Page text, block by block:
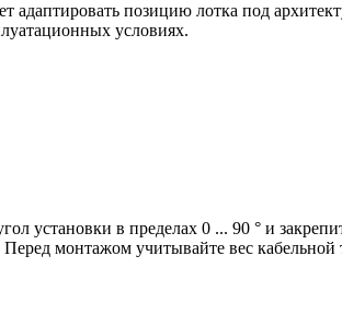
адаптировать позицию лотка под
условиях.
установки в пределах 0 ... 90 ° и
монтажом учитывайте вес